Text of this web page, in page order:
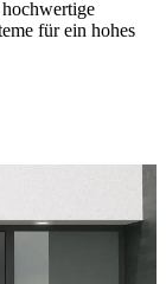
für ein hohes